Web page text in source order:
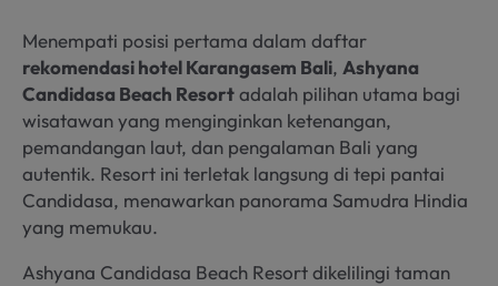
Menempati posisi pertama dalam daftar
rekomendasi hotel Karangasem Bali, Ashyana
Candidasa Beach Resortadalah pilihan utama bagi
wisatawan yang menginginkan ketenangan,
pemandangan laut, dan pengalaman Bali yang
autentik. Resort ini terletak langsung di tepi pantai
Candidasa, menawarkan panorama Samudra Hindia
yang memukau.
Ashyana Candidasa Beach Resort dikelilingi taman